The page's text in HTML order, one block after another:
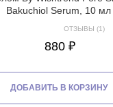
Bakuchiol Serum, 10 мл
ОТЗЫВЫ (1)
880 ₽
ДОБАВИТЬ В КОРЗИНУ